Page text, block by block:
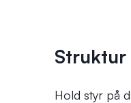
Struktur
Hold styr på